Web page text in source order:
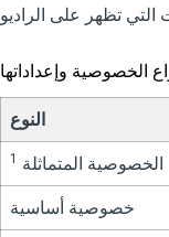
الخصوصية وإعداداتها
النوع
الخصوصية المتماثلة 1
خصوصية أساسية